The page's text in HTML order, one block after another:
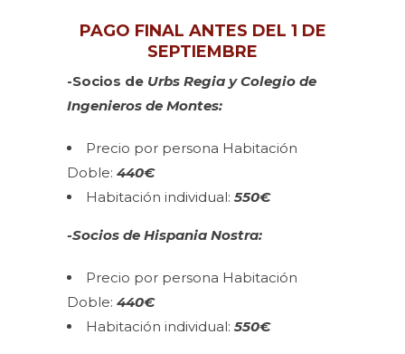
PAGO FINAL ANTES DEL 1 DE
SEPTIEMBRE
-Socios de Urbs Regia y Colegio de
Ingenieros de Montes:
Precio por persona Habitación
Doble: 440€
Habitación individual: 550€
-Socios de Hispania Nostra:
Precio por persona Habitación
Doble: 440€
Habitación individual: 550€